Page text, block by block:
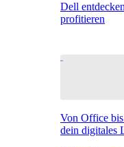
Dell
profitieren
Von Office
dein digitales